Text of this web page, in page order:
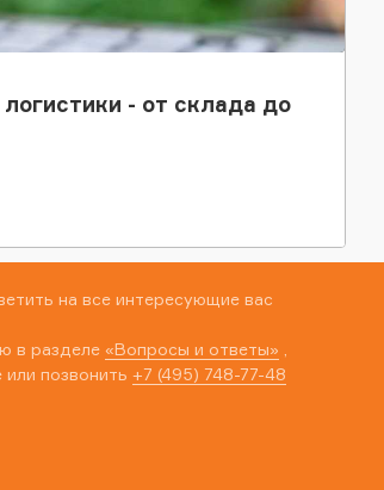
- от склада до
на все интересующие вас
в разделе «Вопросы и ответы» ,
позвонить +7 (495) 748-77-48